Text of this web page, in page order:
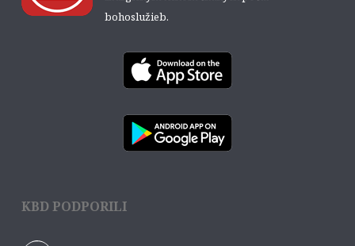
bohoslužieb.
KBD PODPORILI